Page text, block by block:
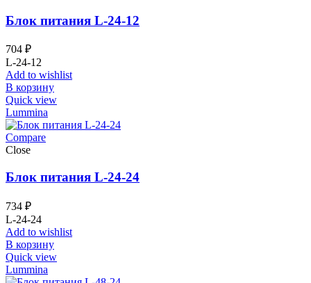
Блок питания L-24-12
704 ₽
L-24-12
Add to wishlist
В корзину
Quick view
Lummina
Compare
Close
Блок питания L-24-24
734 ₽
L-24-24
Add to wishlist
В корзину
Quick view
Lummina